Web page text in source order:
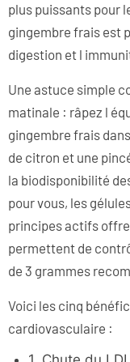
plus puissants pour
gingembre frais est
digestion et l
Une astuce simple
matinale : râpez l
gingembre frais
de citron et une
la biodisponibilité
pour vous, les
principes actifs
permettent de
de 3 grammes
Voici les cinq
cardiovasculaire :